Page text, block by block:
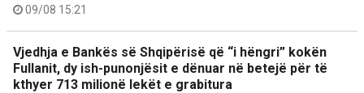
09/08 15:21
Vjedhja e Bankës së Shqipërisë që “i hëngri” kokën
Fullanit, dy ish-punonjësit e dënuar në betejë për të
kthyer 713 milionë lekët e grabitura